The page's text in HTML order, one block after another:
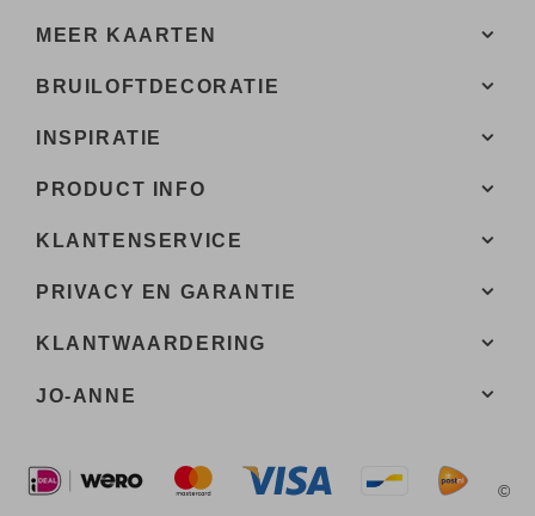
MEER KAARTEN
BRUILOFTDECORATIE
INSPIRATIE
PRODUCT INFO
KLANTENSERVICE
PRIVACY EN GARANTIE
KLANTWAARDERING
JO-ANNE
©